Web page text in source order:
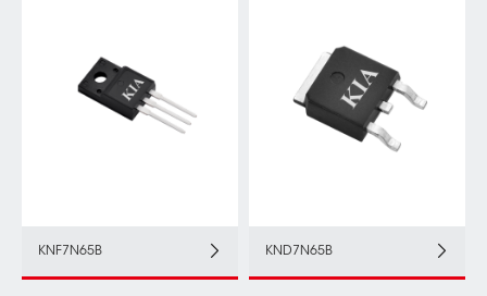
KNF7N65B KND7N65B